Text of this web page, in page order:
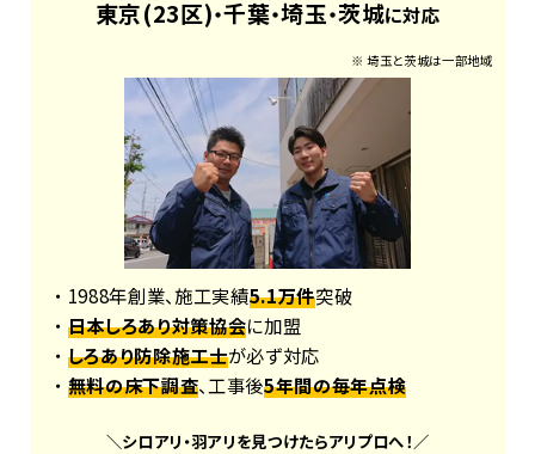
東京(23区)・千葉・埼玉・茨城に対応
※ 埼玉と茨城は一部地域
・ 1988年創業、施工実績5.1万件突破
・ 日本しろあり対策協会に加盟
・ しろあり防除施工士が必ず対応
・ 無料の床下調査、工事後5年間の毎年点検
＼シロアリ ・羽アリを見つけたらアリプロへ！／